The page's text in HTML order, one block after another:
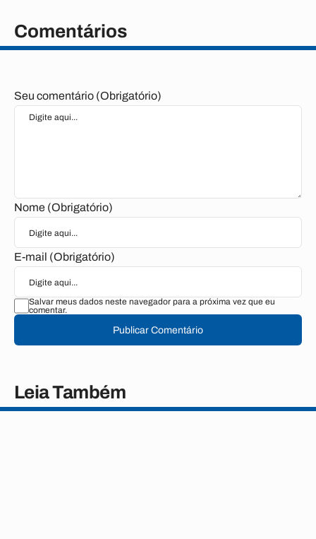
Comentários
Seu comentário (Obrigatório)
Nome (Obrigatório)
E-mail (Obrigatório)
Salvar meus dados neste navegador para a próxima vez que eu
comentar.
Publicar Comentário
Leia Também